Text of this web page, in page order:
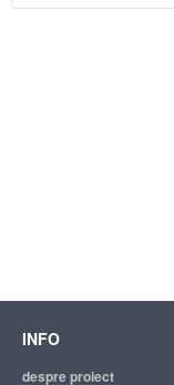
INFO
despre proiect